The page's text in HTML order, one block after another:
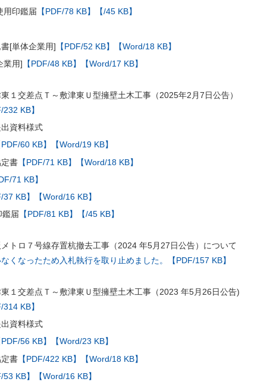
印鑑届 【PDF/78 KB】
【/45 KB】
[単体企業用] 【PDF/52 KB】
【Word/18 KB】
業用] 【PDF/48 KB】 【Word/17 KB】
１交差点Ｔ～敷津東Ｕ型擁壁土木工事（2025年2月7日公告）
KB】
資料様式
60 KB】
【Word/19 KB】
書【PDF/71 KB】
【Word/18 KB】
71 KB】
37 KB】
【Word/16 KB】
届 【PDF/81 KB】 【/45 KB】
トロ７号線存置杭撤去工事（2024 年5月27日公告）について
くなったため入札執行を取り止めました。【PDF/157 KB】
１交差点Ｔ～敷津東Ｕ型擁壁土木工事（2023 年5月26日公告)
KB】
資料様式
56 KB】
【Word/23 KB】
書【PDF/422 KB】
【Word/18 KB】
53 KB】
【Word/16 KB】